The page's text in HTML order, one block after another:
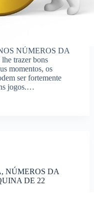
NÚMEROS DA
trazer bons
momentos, os
ser fortemente
jogos.…
NÚMEROS DA
DE 22